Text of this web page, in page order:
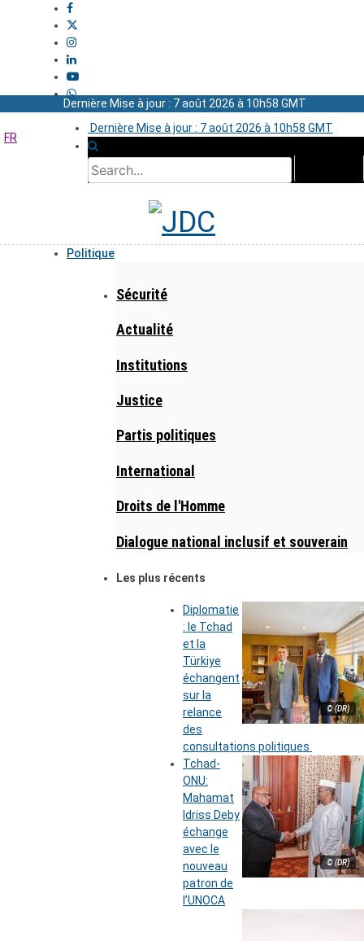
Dernière Mise à jour : 7 août 2026 à 10h58 GMT
Dernière Mise à jour : 7 août 2026 à 10h58 GMT
FR
Politique
Sécurité
Actualité
Institutions
Justice
Partis politiques
International
Droits de l'Homme
Dialogue national inclusif et souverain
Les plus récents
© (DR)
Diplomatie
: le Tchad
et la
Türkiye
échangent
sur la
relance
des
consultations politiques
© (DR)
Tchad-
ONU:
Mahamat
Idriss Deby
échange
avec le
nouveau
patron de
l’UNOCA